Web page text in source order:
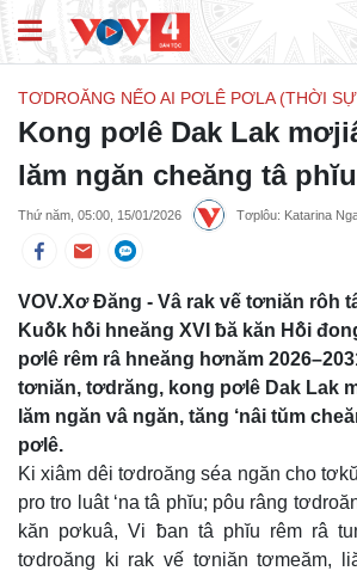
TƠDROĂNG NẾO AI PƠLÊ PƠLA (THỜI
Kong pơlê Dak Lak
lăm ngăn cheăng tâ phĭu
Thứ năm, 05:00, 15/01/2026 Tơplôu: Katarina
VOV.Xơ Đăng - Vâ rak vế tơniăn rôh
Kuô̆k hô̆i hneăng XVI ƀă kăn Hô̆i
pơlê rêm râ hneăng hơnăm
tơniăn, tơdrăng, kong pơlê Dak Lak
lăm ngăn vâ ngăn, tăng ‘nâi tŭm
pơlê.
Ki xiâm dêi tơdroăng séa ngăn cho
pro tro luât ‘na tâ phĭu; pôu râng
kăn pơkuâ, Vi ƀan tâ phĭu rêm râ
tơdroăng ki rak vế tơniăn tơmeăm,